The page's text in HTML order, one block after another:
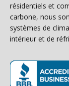
résidentiels et
carbone, nous
systèmes de
intérieur et de